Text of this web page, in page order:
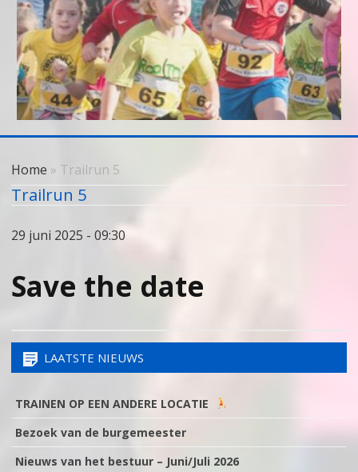
Home » Trailrun 5
Trailrun 5
29 juni 2025 - 09:30
Save the date
LAATSTE NIEUWS
TRAINEN OP EEN ANDERE LOCATIE
Bezoek van de burgemeester
Nieuws van het bestuur – Juni/Juli 2026